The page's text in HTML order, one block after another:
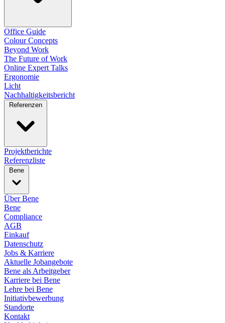
Office Guide
Colour Concepts
Beyond Work
The Future of Work
Online Expert Talks
Ergonomie
Licht
Nachhaltigkeitsbericht
Referenzen
Projektberichte
Referenzliste
Bene
Über Bene
Bene
Compliance
AGB
Einkauf
Datenschutz
Jobs & Karriere
Aktuelle Jobangebote
Bene als Arbeitgeber
Karriere bei Bene
Lehre bei Bene
Initiativbewerbung
Standorte
Kontakt